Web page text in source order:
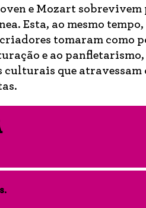
e Mozart sobrevivem
Esta, ao mesmo
tomaram como
e ao panfletarismo,
culturais que atravessam
.